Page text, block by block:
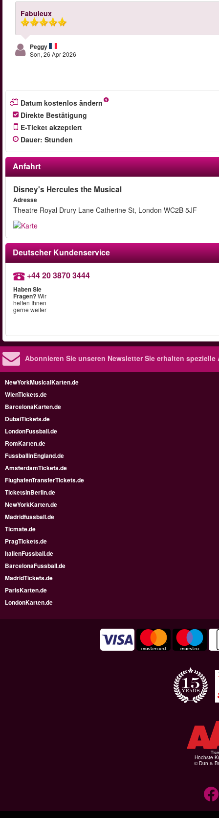
Fabuleux
Peggy
Son, 26 Apr 2026
Datum kostenlos ändern
Direkte Bestätigung
E-Ticket akzeptiert
Dauer: Stunden
Anfahrt
Disney's Hercules the Musical
Adresse
Theatre Royal Drury Lane Catherine St, London WC2B 5JF
Deutscher Kundenservice
+44 20 3870 3444
Haben Sie
Fragen?Wir
helfen Ihnen
gerne weiter
Abonnieren Sie unseren NewsletterSie erhalten spezielle
NewYorkMusicalKarten.de
WienTickets.de
BarcelonaKarten.de
DubaiTickets.de
LondonFussball.de
RomKarten.de
FussballinEngland.de
AmsterdamTickets.de
FlughafenTransferTickets.de
TicketsInBerlin.de
NewYorkKarten.de
Madridfussball.de
Ticmate.de
PragTickets.de
ItalienFussball.de
BarcelonaFussball.de
MadridTickets.de
ParisKarten.de
LondonKarten.de
Höchste
© Dun &